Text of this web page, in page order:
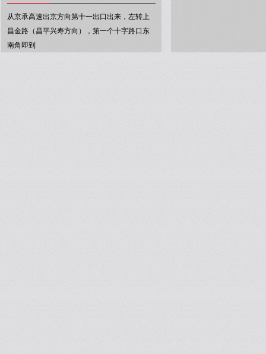
从京承高速出京方向第十一出口出来，左转上
昌金路（昌平兴寿方向），第一个十字路口东
南角即到